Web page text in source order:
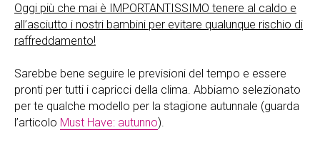
Oggi più che mai è IMPORTANTISSIMO tenere al caldo e
all’asciutto i nostri bambini per evitare qualunque rischio di
raffreddamento!
Sarebbe bene seguire le previsioni del tempo e essere
pronti per tutti i capricci della clima. Abbiamo selezionato
per te qualche modello per la stagione autunnale (guarda
l’articolo Must Have: autunno).